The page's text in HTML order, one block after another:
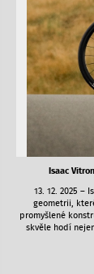
Isaac
13. 12. 2025 –
geometrii,
promyšlené
skvěle hodí